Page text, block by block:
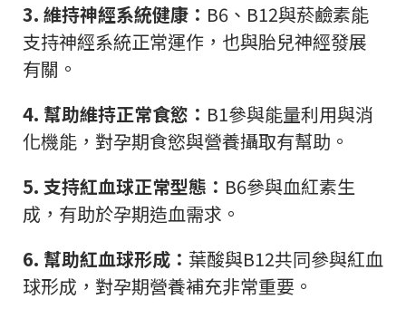
3. 維持神經系統健康： B6、B12與菸鹼素能
支持神經系統正常運作，也與胎兒神經發展
有關。
4. 幫助維持正常食慾： B1參與能量利用與消
化機能，對孕期食慾與營養攝取有幫助。
5. 支持紅血球正常型態： B6參與血紅素生
成，有助於孕期造血需求。
6. 幫助紅血球形成： 葉酸與B12共同參與紅血
球形成，對孕期營養補充非常重要。